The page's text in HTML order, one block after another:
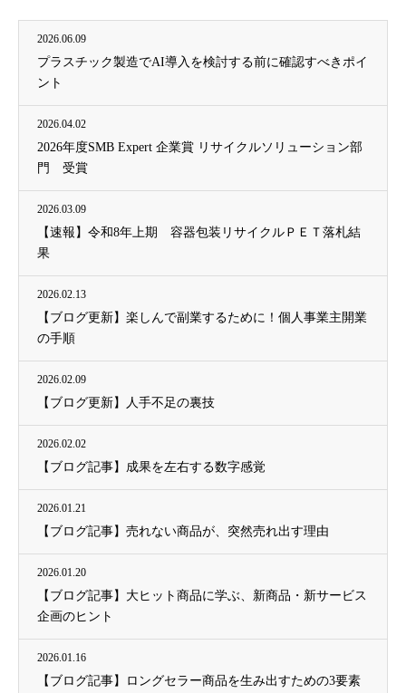
2026.06.09
プラスチック製造でAI導入を検討する前に確認すべきポイ
ント
2026.04.02
2026年度SMB Expert 企業賞 リサイクルソリューション部
門 受賞
2026.03.09
【速報】令和8年上期 容器包装リサイクルＰＥＴ落札結
果
2026.02.13
【ブログ更新】楽しんで副業するために！個人事業主開業
の手順
2026.02.09
【ブログ更新】人手不足の裏技
2026.02.02
【ブログ記事】成果を左右する数字感覚
2026.01.21
【ブログ記事】売れない商品が、突然売れ出す理由
2026.01.20
【ブログ記事】大ヒット商品に学ぶ、新商品・新サービス
企画のヒント
2026.01.16
【ブログ記事】ロングセラー商品を生み出すための3要素